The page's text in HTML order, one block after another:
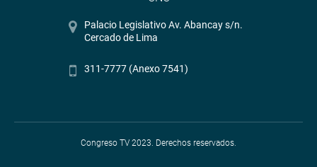
Palacio Legislativo Av. Abancay s/n.
Cercado de Lima
311-7777 (Anexo 7541)
Congreso TV 2023. Derechos reservados.